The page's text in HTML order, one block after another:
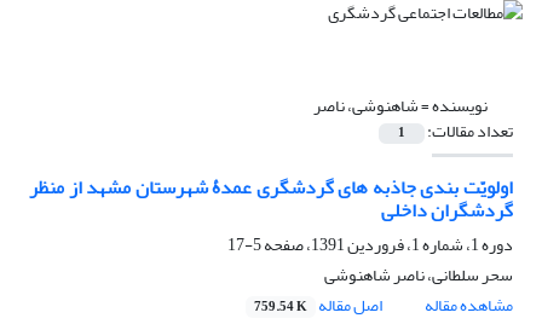
نویسنده =شاهنوشی، ناصر
تعداد مقالات: 1
اولویّت بندی جاذبه های گردشگری عمدۀ شهرستان مشهد از منظر
گردشگران داخلی
دوره 1، شماره 1، فروردین 1391، صفحه
5-17
سحر سلطانی، ناصر شاهنوشی
مشاهده مقاله
اصل مقاله 759.54 K